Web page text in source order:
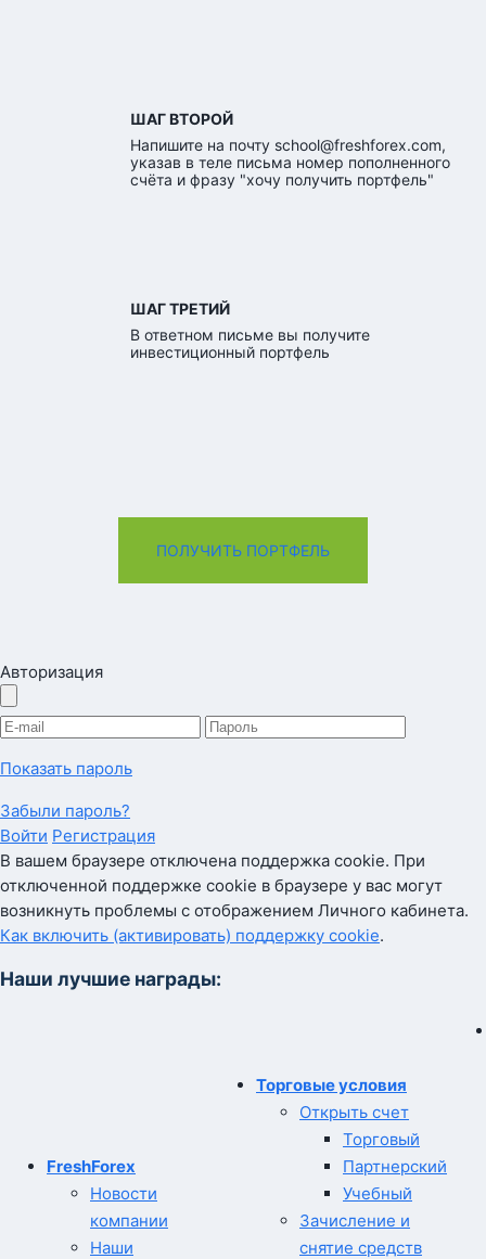
ШАГ ВТОРОЙ
Напишите на почту school@freshforex.com,
указав в теле письма номер пополненного
счёта и фразу "хочу получить портфель"
ШАГ ТРЕТИЙ
В ответном письме вы получите
инвестиционный портфель
ПОЛУЧИТЬ ПОРТФЕЛЬ
Авторизация
Показать пароль
Забыли пароль?
Войти Регистрация
В вашем браузере отключена поддержка cookie. При
отключенной поддержке cookie в браузере у вас могут
возникнуть проблемы с отображением Личного кабинета.
Как включить (активировать) поддержку cookie.
Наши лучшие награды:
FreshForex
Новости
компании
Наши
Торговые условия
Открыть счет
Торговый
Партнерский
Учебный
Зачисление и
снятие средств